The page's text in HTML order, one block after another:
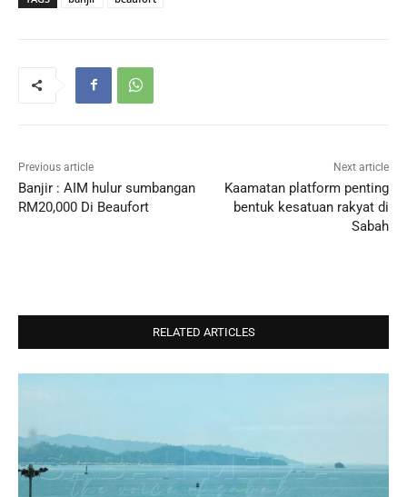
Previous article
Banjir : AIM hulur sumbangan
RM20,000 Di Beaufort
Next article
Kaamatan platform penting
bentuk kesatuan rakyat di
Sabah
RELATED ARTICLES